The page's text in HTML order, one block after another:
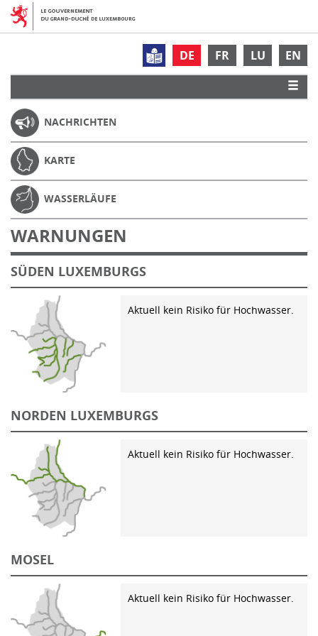
DE FR LU EN
NACHRICHTEN
KARTE
WASSERLÄUFE
WARNUNGEN
SÜDEN LUXEMBURGS
Aktuell kein Risiko für Hochwasser.
NORDEN LUXEMBURGS
Aktuell kein Risiko für Hochwasser.
MOSEL
Aktuell kein Risiko für Hochwasser.